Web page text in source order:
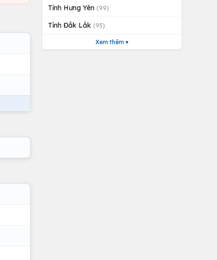
Tỉnh Hưng Yên (99)
Tỉnh Đắk Lắk (95)
Xem thêm ▾